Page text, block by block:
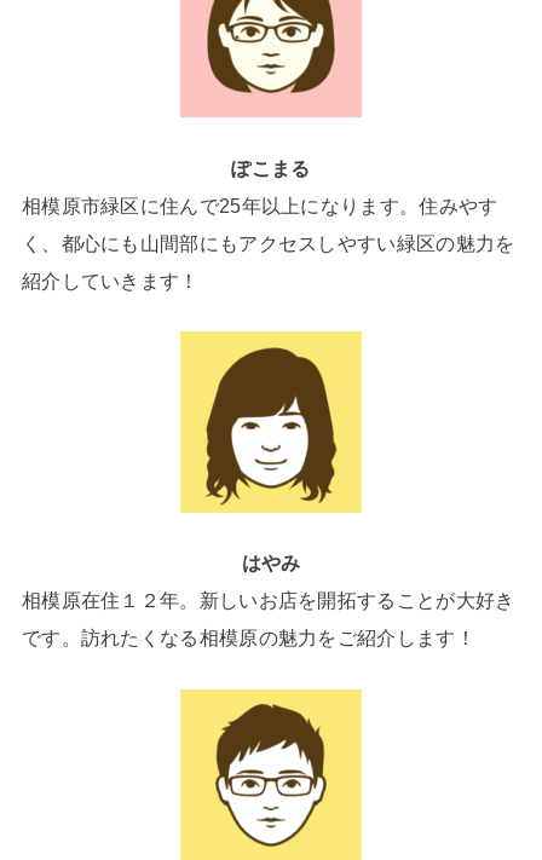
ぽこまる
相模原市緑区に住んで25年以上になります。住みやす
く、都心にも山間部にもアクセスしやすい緑区の魅力を
紹介していきます！
はやみ
相模原在住１２年。新しいお店を開拓することが大好き
です。訪れたくなる相模原の魅力をご紹介します！